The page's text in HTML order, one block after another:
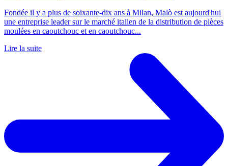
Fondée il y a plus de soixante-dix ans à Milan, Malò est aujourd'hui
une entreprise leader sur le marché italien de la distribution de pièces
moulées en caoutchouc et en caoutchouc...
Lire la suite